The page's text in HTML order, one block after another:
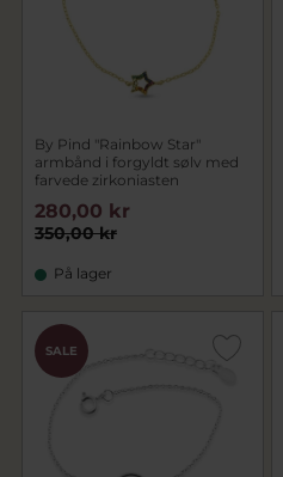
By Pind "Rainbow Star"
armbånd i forgyldt sølv med
farvede zirkoniasten
350,00 kr
280,00 kr
På lager
SALE